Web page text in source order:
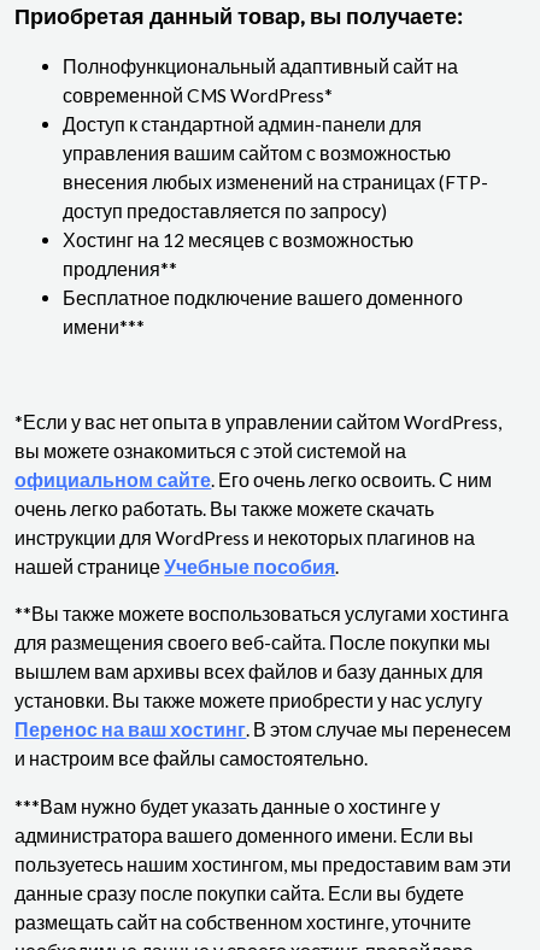
Приобретая данный товар, вы получаете:
Полнофункциональный адаптивный сайт на
современной CMS WordPress*
Доступ к стандартной админ-панели для
управления вашим сайтом с возможностью
внесения любых изменений на страницах (FTP-
доступ предоставляется по запросу)
Хостинг на 12 месяцев с возможностью
продления**
Бесплатное подключение вашего доменного
имени***
*Если у вас нет опыта в управлении сайтом WordPress,
вы можете ознакомиться с этой системой на
официальном сайте. Его очень легко освоить. С ним
очень легко работать. Вы также можете скачать
инструкции для WordPress и некоторых плагинов на
нашей страницеУчебные пособия.
**Вы также можете воспользоваться услугами хостинга
для размещения своего веб-сайта. После покупки мы
вышлем вам архивы всех файлов и базу данных для
установки. Вы также можете приобрести у нас услугу
Перенос на ваш хостинг. В этом случае мы перенесем
и настроим все файлы самостоятельно.
***Вам нужно будет указать данные о хостинге у
администратора вашего доменного имени. Если вы
пользуетесь нашим хостингом, мы предоставим вам эти
данные сразу после покупки сайта. Если вы будете
размещать сайт на собственном хостинге, уточните